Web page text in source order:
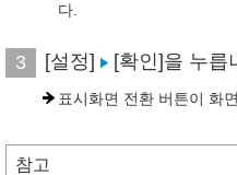
다.
3 [설정] [확인]을 누릅
표시화면 전환 버튼이 화
참고